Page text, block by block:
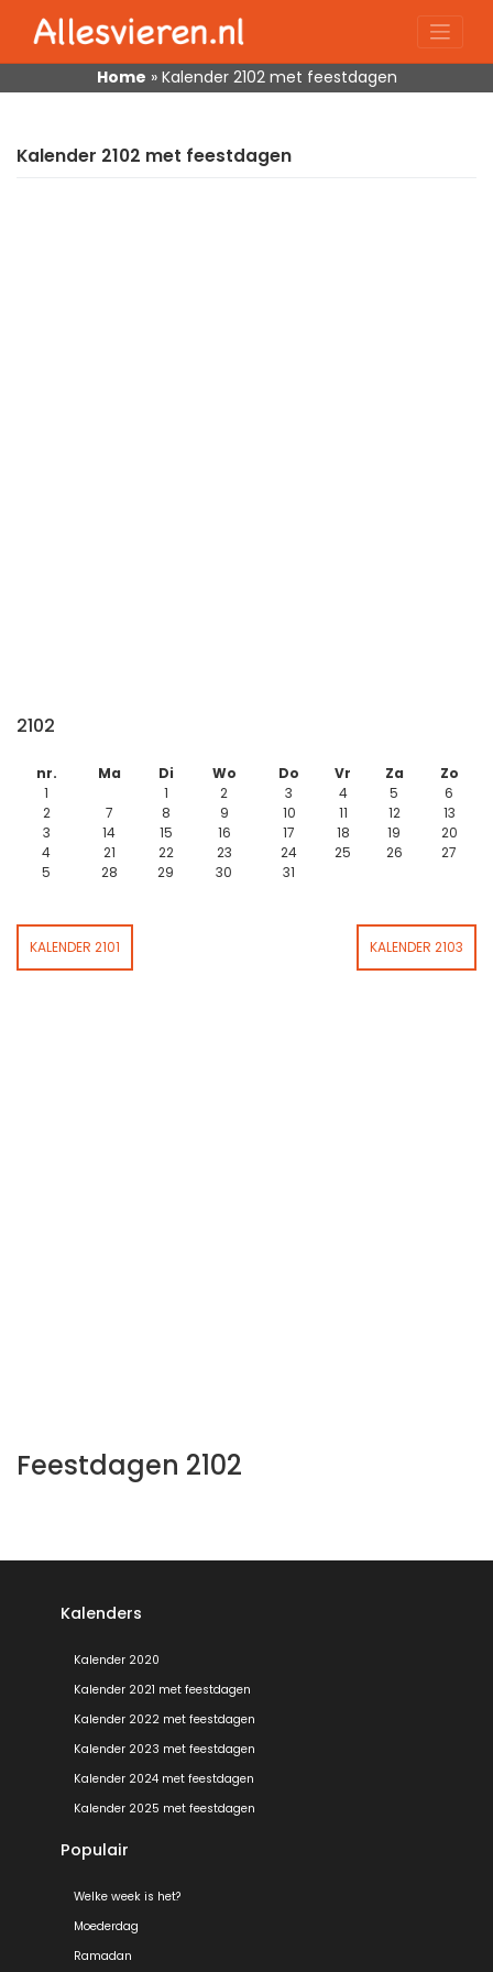
content
Home » Kalender 2102 met feestdagen
Kalender 2102 met feestdagen
2102
nr. Ma Di Wo Do Vr Za
Zo
1
1 2 3 4 5
6
2
7 8 9 10 11 12
13
3
14 15 16 17 18 19
20
4
21 22 23 24 25 26
27
5
28 29 30 31
KALENDER 2101 KALENDER 2103
Feestdagen 2102
Kalenders
Kalender 2020
Kalender 2021 met feestdagen
Kalender 2022 met feestdagen
Kalender 2023 met feestdagen
Kalender 2024 met feestdagen
Kalender 2025 met feestdagen
Populair
Welke week is het?
Moederdag
Ramadan